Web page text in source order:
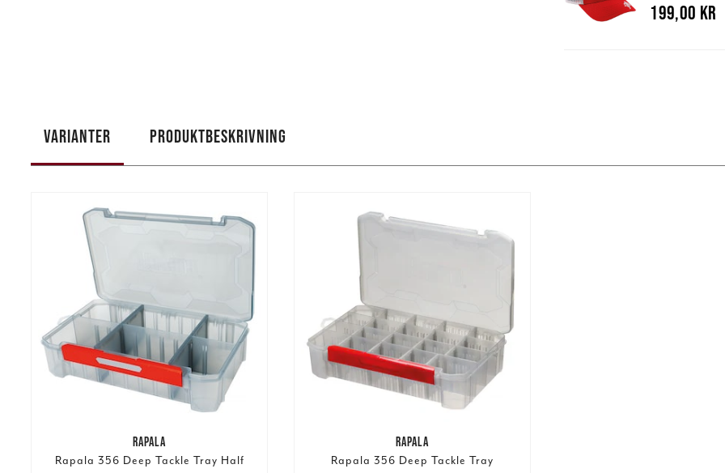
199,00 kr
VARIANTER PRODUKTBESKRIVNING
RAPALA
Rapala 356 Deep Tackle Tray Half
RAPALA
Rapala 356 Deep Tackle Tray